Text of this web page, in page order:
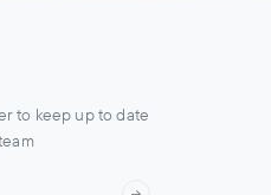
to keep up to date